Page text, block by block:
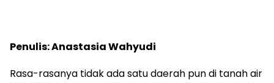
Penulis: Anastasia Wahyudi
Rasa-rasanya tidak ada satu daerah pun di tanah air